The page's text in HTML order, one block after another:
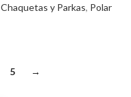
Chaquetas y Parkas, Polar
5 →